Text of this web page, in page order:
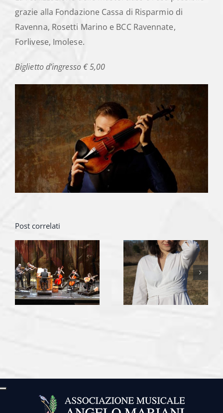
grazie alla Fondazione Cassa di Risparmio di
Ravenna, Rosetti Marino e BCC Ravennate,
Forlivese, Imolese.
Biglietto d’ingresso € 5,00
Post correlati